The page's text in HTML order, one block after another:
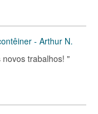
- Arthur N.
trabalhos! "